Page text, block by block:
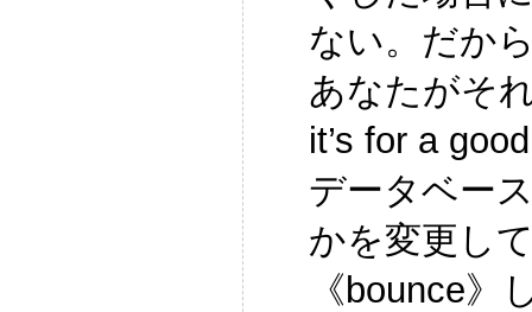
ない。だか
あなたがそ
it’s for a
データベー
かを変更し
《bounce